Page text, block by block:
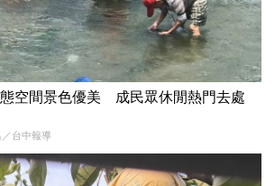
空間景色優美 成民眾休閒熱門去處
台中報導